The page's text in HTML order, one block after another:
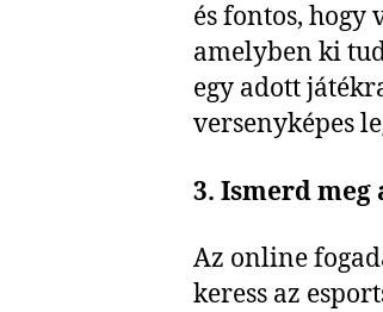
és fontos, hogy
amelyben ki
egy adott
versenyképes
3. Ismerd
Az online
keress az